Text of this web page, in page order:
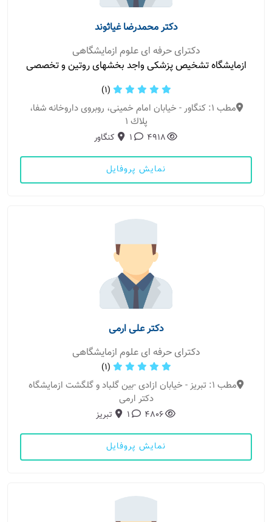
دکتر محمدرضا غیاثوند
دکترای حرفه ای علوم ازمایشگاهی
ازمایشگاه تشخیص پزشكی واجد بخشهای روتین و تخصصی
(1)
مطب 1: کنگاور - خیابان امام خمینی، روبروی داروخانه شفا،
پلاك ١
4918
1 کنگاور
نمایش پروفایل
دکتر علی ارمی
دکترای حرفه ای علوم ازمایشگاهی
(1)
مطب 1: تبریز - خیابان ازادی -بین گلباد و گلگشت ازمایشگاه
دکتر ارمی
4806
1 تبریز
نمایش پروفایل